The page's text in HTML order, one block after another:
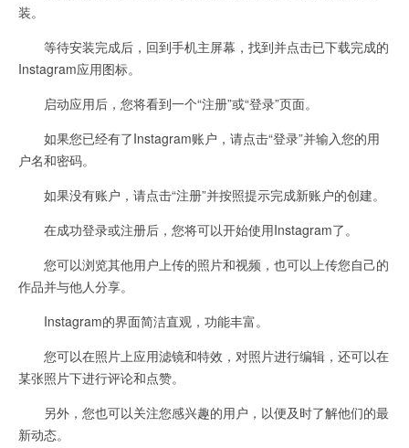
装。
等待安装完成后，回到手机主屏幕，找到并点击已下载完成的
Instagram应用图标。
启动应用后，您将看到一个“注册”或“登录”页面。
如果您已经有了Instagram账户，请点击“登录”并输入您的用
户名和密码。
如果没有账户，请点击“注册”并按照提示完成新账户的创建。
在成功登录或注册后，您将可以开始使用Instagram了。
您可以浏览其他用户上传的照片和视频，也可以上传您自己的
作品并与他人分享。
Instagram的界面简洁直观，功能丰富。
您可以在照片上应用滤镜和特效，对照片进行编辑，还可以在
某张照片下进行评论和点赞。
另外，您也可以关注您感兴趣的用户，以便及时了解他们的最
新动态。